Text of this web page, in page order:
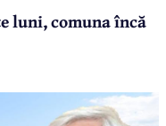
luni, comuna încă